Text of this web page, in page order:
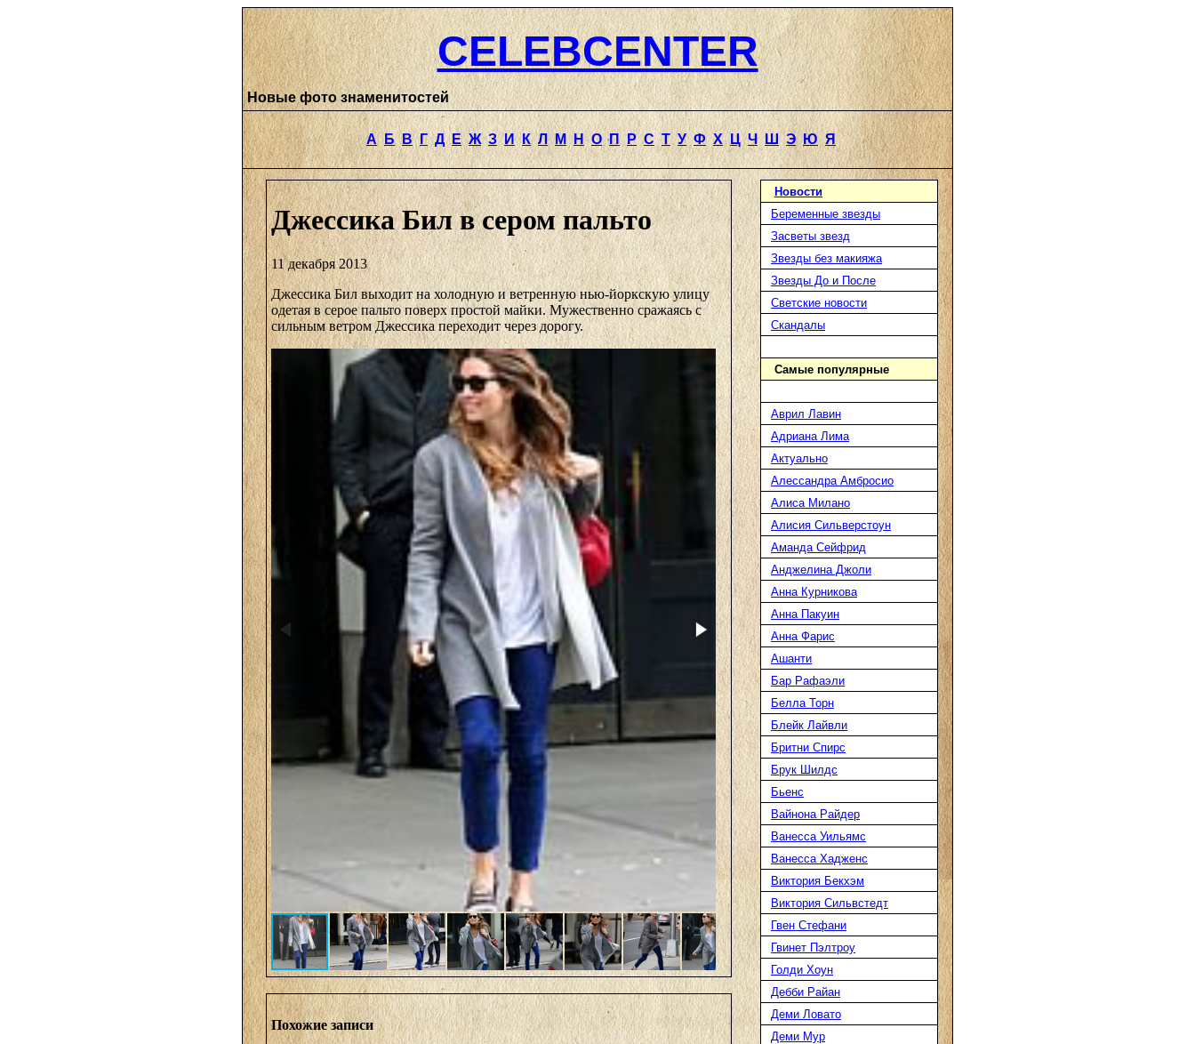
CELEBCENTER
Новые фото знаменитостей
А Б В Г Д Е Ж З И К Л М Н О П Р С Т У Ф Х Ц Ч Ш Э Ю Я
Джессика Бил в сером пальто
11 декабря 2013
Джессика Бил выходит на холодную и ветренную нью-йоркскую улицу
одетая в серое пальто поверх простой майки. Мужественно сражаясь с
сильным ветром Джессика переходит через дорогу.
Похожие записи
Новости
Беременные звезды
Засветы звезд
Звезды без макияжа
Звезды До и После
Светские новости
Скандалы
Самые популярные
Аврил Лавин
Адриана Лима
Актуально
Алессандра Амбросио
Алиса Милано
Алисия Сильверстоун
Аманда Сейфрид
Анджелина Джоли
Анна Курникова
Анна Пакуин
Анна Фарис
Ашанти
Бар Рафаэли
Белла Торн
Блейк Лайвли
Бритни Спирс
Брук Шилдс
Бьенс
Вайнона Райдер
Ванесса Уильямс
Ванесса Хадженс
Виктория Бекхэм
Виктория Сильвстедт
Гвен Стефани
Гвинет Пэлтроу
Голди Хоун
Дебби Райан
Деми Ловато
Деми Мур